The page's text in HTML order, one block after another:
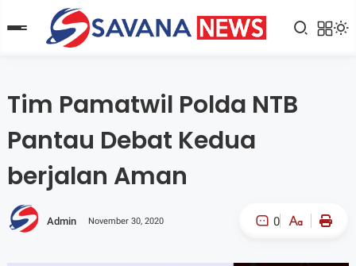
Tim Pamatwil Polda NTB
Pantau Debat Kedua
berjalan Aman
Admin November 30, 2020 0